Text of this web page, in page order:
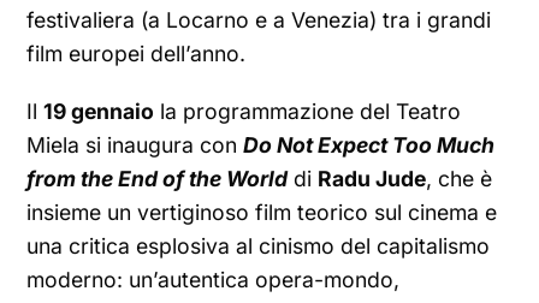
festivaliera (a Locarno e a Venezia) tra i grandi
film europei dell’anno.
Il19 gennaio la programmazione del Teatro
Miela si inaugura conDo Not Expect Too Much
from the End of the Worlddi Radu Jude, che è
insieme un vertiginoso film teorico sul cinema e
una critica esplosiva al cinismo del capitalismo
moderno: un’autentica opera-mondo,